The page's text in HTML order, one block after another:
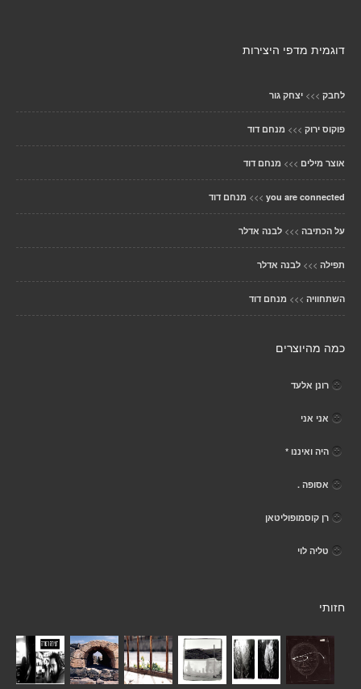
דוגמית מדפי היצירות
לחבק >>> יצחק גור
פוקוס ירוק >>> מנחם דוד
אוצר מילים >>> מנחם דוד
you are connected
>>> מנחם דוד
על הכתיבה >>> לבנה אדלר
תפילה >>> לבנה אדלר
השתחוויה >>> מנחם דוד
כמה מהיוצרים
רונן אלעד
אני אני
היה ואיננו *
אסופה .
רן קוסמופוליטאן
טליה לוי
חזותי